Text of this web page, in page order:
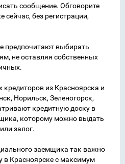
сообщение. Обговорите
без регистрации,
предпочитают выбирать
не оставляя собственных
кредиторов из Красноярска и
Норильск, Зеленогорск,
кредитную доску в
которому можно выдать
залог.
заемщика так важно
в Красноярске с максимум